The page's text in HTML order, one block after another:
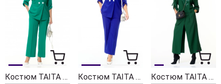
Костюм TAITA PLUS 2329/7 светлая бирюза Костюм TAITA PLUS 2329-4 василек Костюм TAITA PLUS 2301/1 т.изумруд